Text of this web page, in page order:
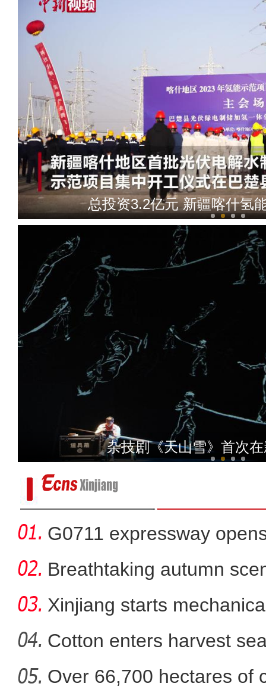
总投资3.2亿元 新疆喀什氢
沙雅县大葱喜丰收
拜城县58.33万亩玉
杂技剧《天山雪》首次
G0711 expressway
Breathtaking autumn
in
Xinjiang starts
Cotton enters harvest
Over 66,700 hectares of